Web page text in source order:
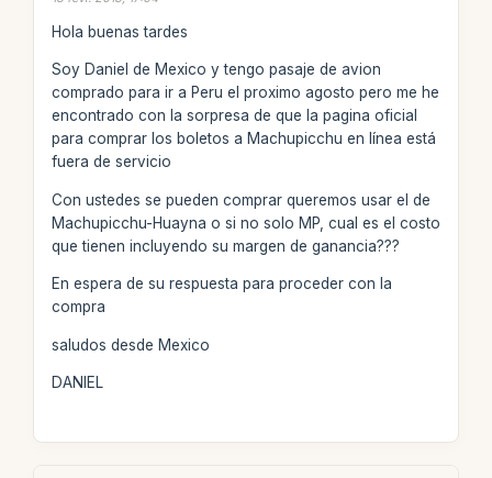
Hola buenas tardes
Soy Daniel de Mexico y tengo pasaje de avion
comprado para ir a Peru el proximo agosto pero me he
encontrado con la sorpresa de que la pagina oficial
para comprar los boletos a Machupicchu en línea está
fuera de servicio
Con ustedes se pueden comprar queremos usar el de
Machupicchu-Huayna o si no solo MP, cual es el costo
que tienen incluyendo su margen de ganancia???
En espera de su respuesta para proceder con la
compra
saludos desde Mexico
DANIEL